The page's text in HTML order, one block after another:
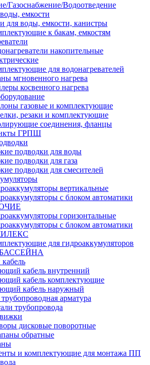
Газоснабжение/Водоотведение
емкости
для воды, емкости, канистры
к бакам, емкостям
накопительные
для водонагревателей
мгновенного нагрева
косвенного нагрева
газовые и комплектующие
резаки и комплектующие
соединения, фланцы
ГРПШ
подводки для воды
подводки для газа
подводки для смесителей
вертикальные
с блоком автоматики
горизонтальные
с блоком автоматики
для гидроаккумуляторов
БАССЕЙНА
кабель внутренний
кабель комплектующие
кабель наружный
арматура
трубопровода
дисковые поворотные
обратные
и комплектующие для монтажа ПП